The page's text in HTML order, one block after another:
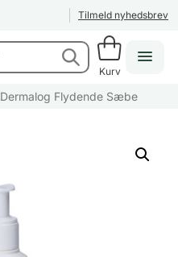
Tilmeld nyhedsbrev
Kurv
Dermalog Flydende Sæbe